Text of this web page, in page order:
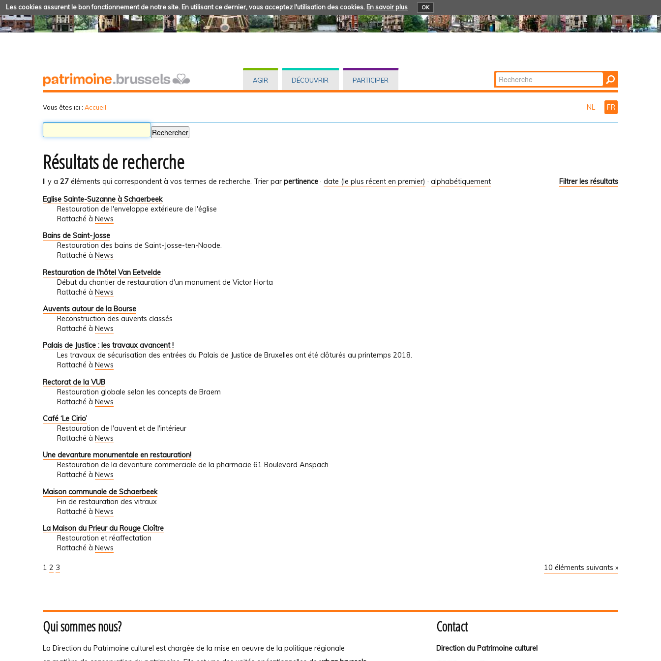
Les cookies assurent le bon fonctionnement de notre site. En utilisant ce dernier, vous acceptez l'utilisation des cookies. En savoir plus OK
AGIR DÉCOUVRIR PARTICIPER Chercher par
Recherche
Vous êtes ici : Accueil NL FR
Résultats de recherche
Il y a 27 éléments qui correspondent à vos termes de recherche. Filtrer les résultats
Trier par pertinence · date (le plus récent en premier) · alphabétiquement
Eglise Sainte-Suzanne à Schaerbeek
Restauration de l'enveloppe extérieure de l'église
Rattaché à News
Bains de Saint-Josse
Restauration des bains de Saint-Josse-ten-Noode.
Rattaché à News
Restauration de l'hôtel Van Eetvelde
Début du chantier de restauration d'un monument de Victor Horta
Rattaché à News
Auvents autour de la Bourse
Reconstruction des auvents classés
Rattaché à News
Palais de Justice : les travaux avancent !
Les travaux de sécurisation des entrées du Palais de Justice de Bruxelles ont été clôturés au printemps 2018.
Rattaché à News
Rectorat de la VUB
Restauration globale selon les concepts de Braem
Rattaché à News
Café ‘Le Cirio’
Restauration de l'auvent et de l'intérieur
Rattaché à News
Une devanture monumentale en restauration!
Restauration de la devanture commerciale de la pharmacie 61 Boulevard Anspach
Rattaché à News
Maison communale de Schaerbeek
Fin de restauration des vitraux
Rattaché à News
La Maison du Prieur du Rouge Cloître
Restauration et réaffectation
Rattaché à News
10 éléments suivants »
1 2 3
Qui sommes nous?
La Direction du Patrimoine culturel est chargée de la mise en oeuvre de la politique régionale
Contact
Direction du Patrimoine culturel